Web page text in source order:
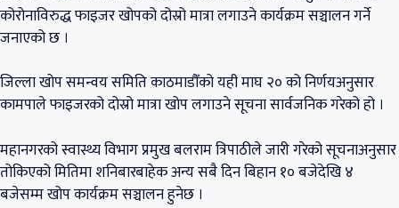
कोरोनाविरुद्ध फाइजर खोपको दोस्रो मात्रा लगाउने कार्यक्रम सञ्चालन गर्ने
जनाएको छ ।
जिल्ला खोप समन्वय समिति काठमाडौँको यही माघ २० को निर्णयअनुसार
कामपाले फाइजरको दोस्रो मात्रा खोप लगाउने सूचना सार्वजनिक गरेको हो ।
महानगरको स्वास्थ्य विभाग प्रमुख बलराम त्रिपाठीले जारी गरेको सूचनाअनुसार
तोकिएको मितिमा शनिबारबाहेक अन्य सबै दिन बिहान १० बजेदेखि ४
बजेसम्म खोप कार्यक्रम सञ्चालन हुनेछ ।